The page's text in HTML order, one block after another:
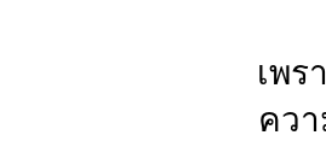
เพ
คว